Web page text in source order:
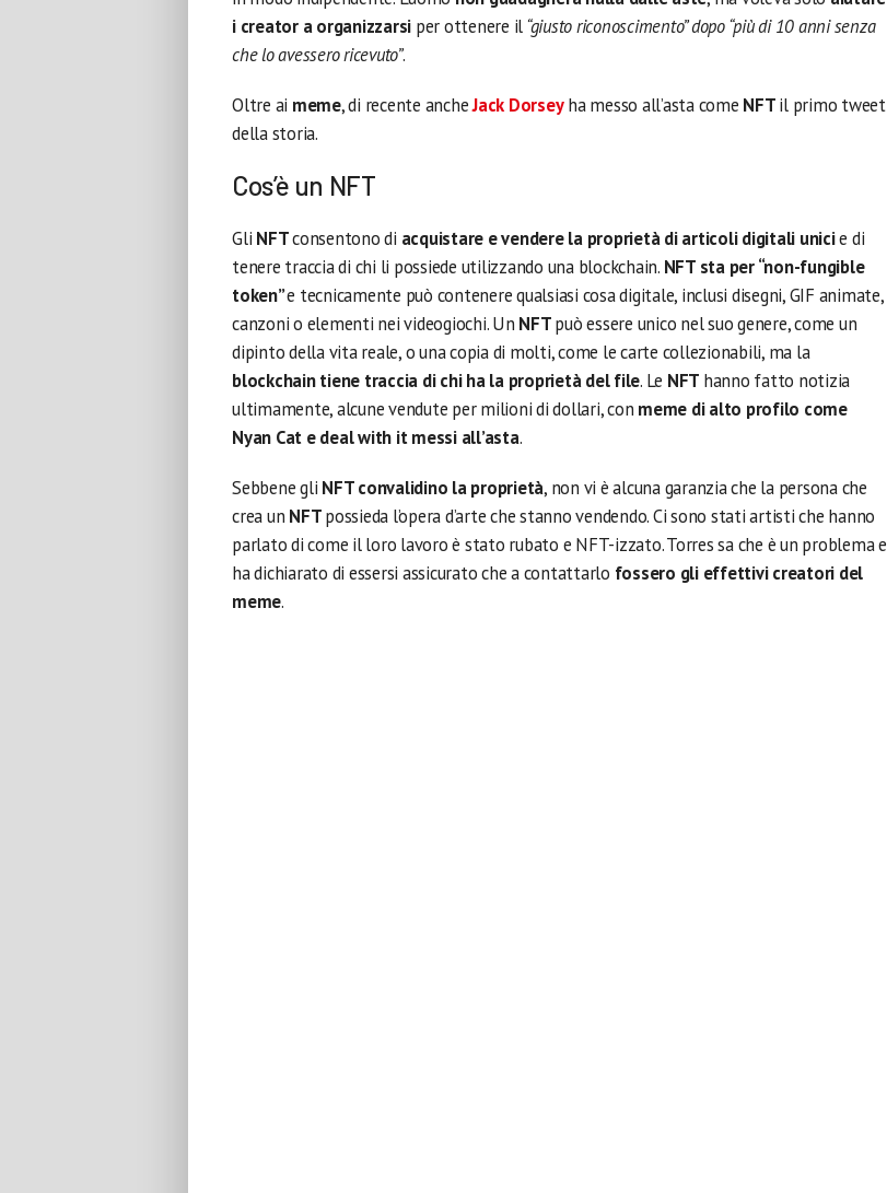
i creator a organizzarsi per ottenere il“giusto riconoscimento” dopo “più di 10 anni senza
che lo avessero ricevuto”.
Oltre ai meme, di recente ancheJack Dorseyha messo all’asta come NFTil primo tweet
della storia.
Cos’è un NFT
Gli NFTconsentono di acquistare e vendere la proprietà di articoli digitali unicie di
tenere traccia di chi li possiede utilizzando una blockchain. NFT sta per “non-fungible
token”e tecnicamente può contenere qualsiasi cosa digitale, inclusi disegni, GIF animate,
canzoni o elementi nei videogiochi. Un NFTpuò essere unico nel suo genere, come un
dipinto della vita reale, o una copia di molti, come le carte collezionabili, ma la
blockchain tiene traccia di chi ha la proprietà del file. Le NFT hanno fatto notizia
ultimamente, alcune vendute per milioni di dollari, con meme di alto profilo come
Nyan Cat e deal with it messi all’asta.
Sebbene gli NFT convalidino la proprietà, non vi è alcuna garanzia che la persona che
crea un NFTpossieda l’opera d’arte che stanno vendendo. Ci sono stati artisti che hanno
parlato di come il loro lavoro è stato rubato e NFT-izzato. Torres sa che è un problema e
ha dichiarato di essersi assicurato che a contattarlo fossero gli effettivi creatori del
meme.